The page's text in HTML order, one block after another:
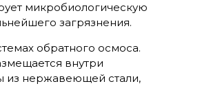
микробиологическую
загрязнения.
обратного осмоса.
внутри
из нержавеющей стали,